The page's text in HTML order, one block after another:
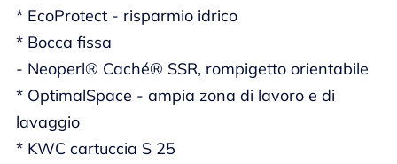
* EcoProtect - risparmio idrico
* Bocca fissa
- Neoperl® Caché® SSR, rompigetto orientabile
* OptimalSpace - ampia zona di lavoro e di
lavaggio
* KWC cartuccia S 25